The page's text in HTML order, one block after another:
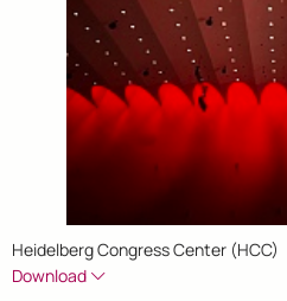
Heidelberg Congress Center (HCC)
Download